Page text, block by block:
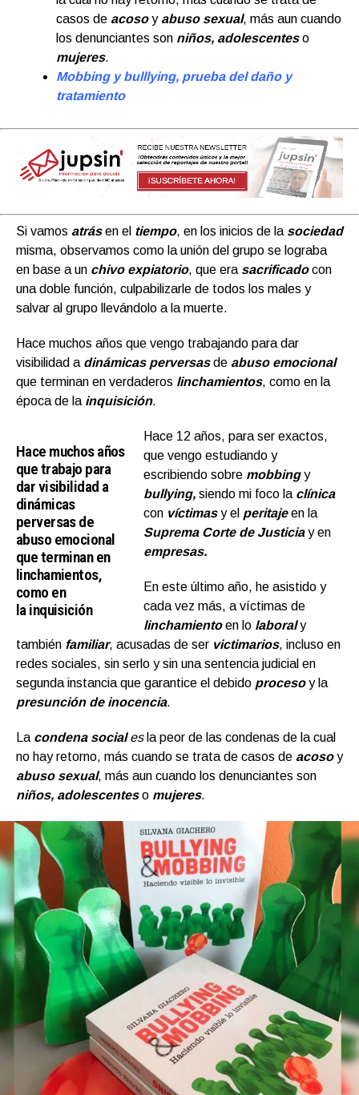
casos de acosoy abuso sexual, más aun cuando
los denunciantes son niños, adolescentes o
mujeres.
Mobbing y bulllying, prueba del daño y
tratamiento
Si vamos atrásen el tiempo, en los inicios de la sociedad
misma, observamos como la unión del grupo se lograba
en base a un chivo expiatorio, que era sacrificadocon
una doble función, culpabilizarle de todos los males y
salvar al grupo llevándolo a la muerte.
Hace muchos años que vengo trabajando para dar
visibilidad a dinámicas perversasde abuso emocional
que terminan en verdaderos linchamientos, como en la
época de la inquisición.
Hace muchos años
que trabajo para
dar visibilidad a
dinámicas
perversas de
abuso emocional
que terminan en
linchamientos,
como en
la inquisición
Hace 12 años, para ser exactos,
que vengo estudiando y
escribiendo sobre mobbing y
bullying,siendo mi foco la clínica
con víctimasy el peritajeen la
Suprema Corte de Justicia y en
empresas.
En este último año, he asistido y
cada vez más, a víctimas de
linchamientoen lo laboral y
también familiar, acusadas de ser victimarios, incluso en
redes sociales, sin serlo y sin una sentencia judicial en
segunda instancia que garantice el debido procesoy la
presunción de inocencia.
La condena sociales la peor de las condenas de la cual
no hay retorno, más cuando se trata de casos de acosoy
abuso sexual, más aun cuando los denunciantes son
niños, adolescentes o mujeres.